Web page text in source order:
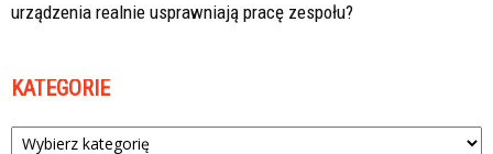
urządzenia realnie usprawniają pracę zespołu?
KATEGORIE
Kategorie